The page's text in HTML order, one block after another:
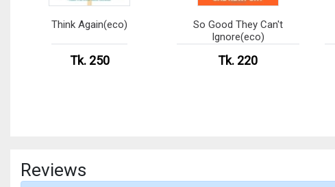
Think Again(eco)
Tk. 250
So Good They Can't
Ignore(eco)
Tk. 220
Reviews